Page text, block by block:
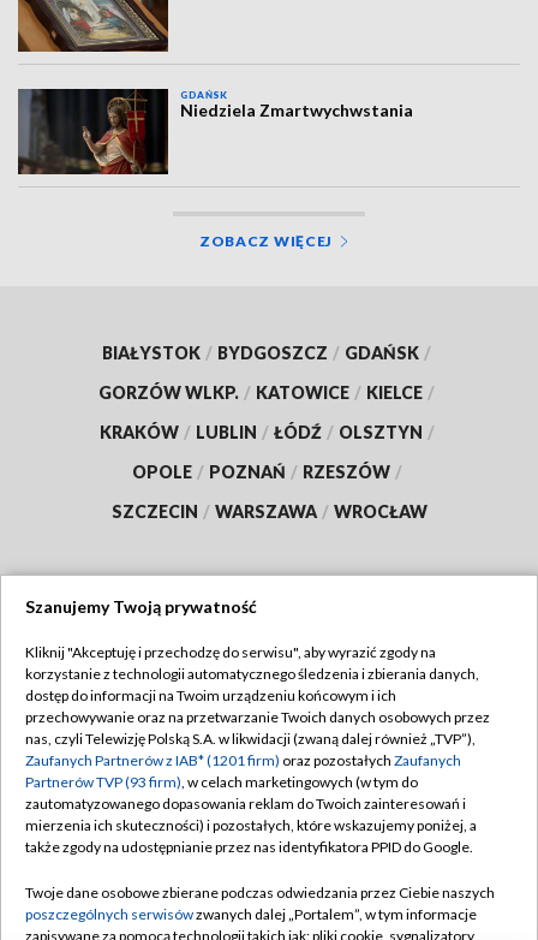
GDAŃSK
Niedziela Zmartwychwstania
ZOBACZ WIĘCEJ
BIAŁYSTOK / BYDGOSZCZ / GDAŃSK /
GORZÓW WLKP. / KATOWICE / KIELCE /
KRAKÓW / LUBLIN / ŁÓDŹ / OLSZTYN /
OPOLE / POZNAŃ / RZESZÓW /
SZCZECIN / WARSZAWA / WROCŁAW
TVP
Abonament TVP
Emisja w TVP
Centrum informacji TVP
Naziemna Telewizja Cyfrowa
Rada Programowa
Regulamin TVP
Polityka prywatności
Moje zgody
Pomoc
Kontakt
Szanujemy Twoją prywatność
Kliknij "Akceptuję i przechodzę do serwisu", aby wyrazić zgody na
korzystanie z technologii automatycznego śledzenia i zbierania danych,
dostęp do informacji na Twoim urządzeniu końcowym i ich
przechowywanie oraz na przetwarzanie Twoich danych osobowych przez
nas, czyli Telewizję Polską S.A. w likwidacji (zwaną dalej również „TVP”),
Zaufanych Partnerów z IAB* (1201 firm) oraz pozostałych Zaufanych
Partnerów TVP (93 firm), w celach marketingowych (w tym do
zautomatyzowanego dopasowania reklam do Twoich zainteresowań i
mierzenia ich skuteczności) i pozostałych, które wskazujemy poniżej, a
także zgody na udostępnianie przez nas identyfikatora PPID do Google.
Twoje dane osobowe zbierane podczas odwiedzania przez Ciebie naszych
poszczególnych serwisówzwanych dalej „Portalem”, w tym informacje
zapisywane za pomocą technologii takich jak: pliki cookie, sygnalizatory